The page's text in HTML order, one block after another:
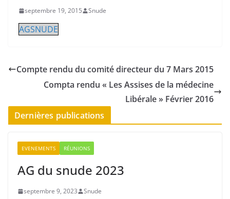
septembre 19, 2015 Snude
AGSNUDE
Compte rendu du comité directeur du 7 Mars 2015
Compta rendu « Les Assises de la médecine
Libérale » Février 2016
Dernières publications
EVENEMENTS RÉUNIONS
AG du snude 2023
septembre 9, 2023 Snude